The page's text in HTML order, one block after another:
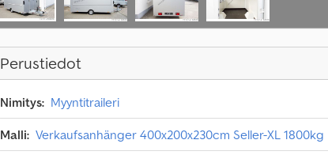
Perustiedot
Nimitys: Myyntitraileri
Malli: Verkaufsanhänger 400x200x230cm Seller-XL 1800kg